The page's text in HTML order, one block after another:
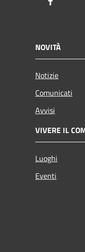
NOVITÀ
Notizie
Comunicati
Avvisi
VIVERE IL
Luoghi
Eventi